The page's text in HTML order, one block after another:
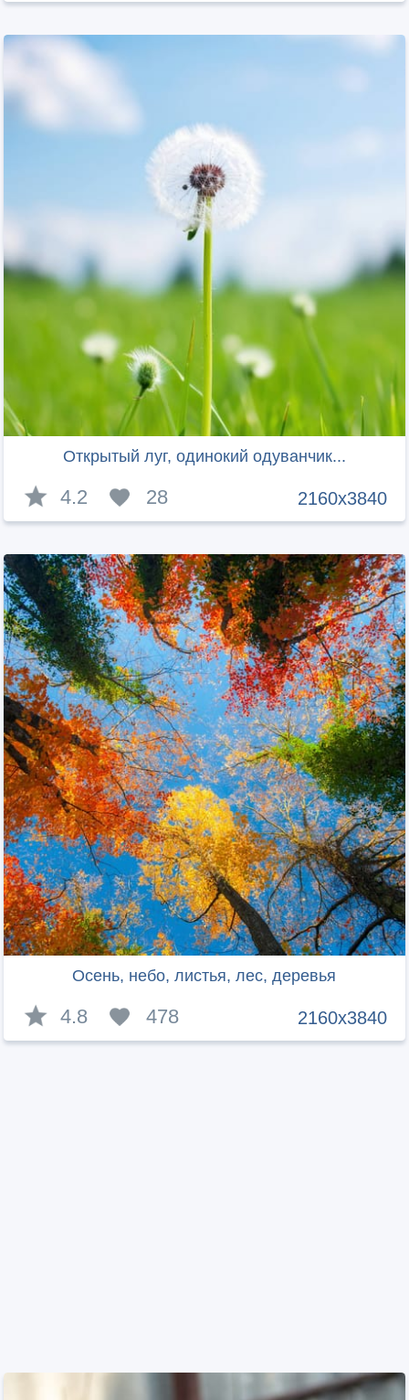
Открытый луг, одинокий одуванчик...
2160x3840
4.2 28
Осень, небо, листья, лес, деревья
2160x3840
4.8 478